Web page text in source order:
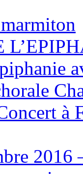
à